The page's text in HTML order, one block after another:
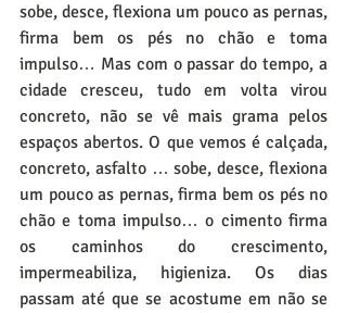
sobe, desce, flexiona um pouco as pernas,
firma bem os pés no chão e toma
impulso… Mas com o passar do tempo, a
cidade cresceu, tudo em volta virou
concreto, não se vê mais grama pelos
espaços abertos. O que vemos é calçada,
concreto, asfalto … sobe, desce, flexiona
um pouco as pernas, firma bem os pés no
chão e toma impulso… o cimento firma
os caminhos do crescimento,
impermeabiliza, higieniza. Os dias
passam até que se acostume em não se